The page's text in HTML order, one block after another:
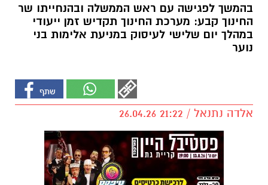
בהמשך לפגישה עם ראש הממשלה ובהנחייתו שר
החינוך קבע: מערכת החינוך תקדיש זמן ייעודי
במהלך יום שלישי לעיסוק במניעת אלימות בני
נוער
אלדה נתנאל / 21:22 26.04.26